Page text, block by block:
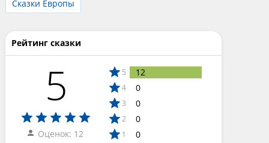
Сказки Европы
Рейтинг сказки
5
Оценок: 12
5 12
4 0
3 0
2 0
1 0